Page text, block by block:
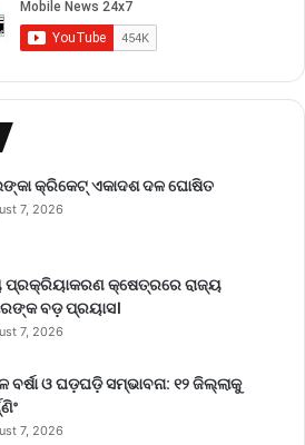
କ୍ରିକେଟ୍‌ ଏକାଦଶ ଦଳ ଘୋଷିତ
7, 2026
ପ୍ରକ୍ରିୟାକରଣ କ୍ଷେତ୍ରରେ ରାଜ୍ୟ
ବଡ଼ ପ୍ରୟାସ।
7, 2026
ଓ ଘଡ଼ଘଡ଼ି ସମ୍ଭାବନା: ୧୨ ଜିଲ୍ଲାକୁ
7, 2026